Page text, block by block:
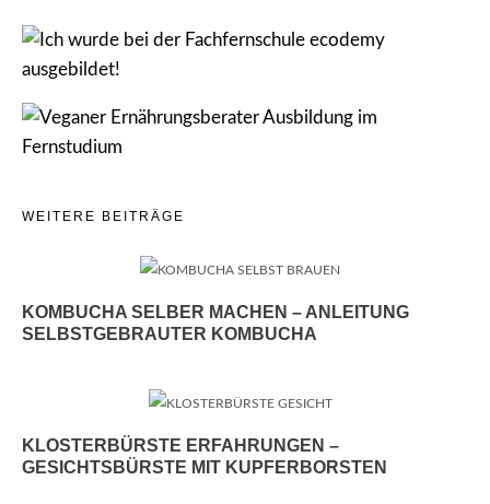
WEITERE BEITRÄGE
KOMBUCHA SELBER MACHEN – ANLEITUNG
SELBSTGEBRAUTER KOMBUCHA
KLOSTERBÜRSTE ERFAHRUNGEN –
GESICHTSBÜRSTE MIT KUPFERBORSTEN